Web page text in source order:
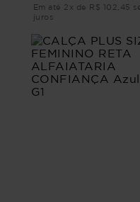
Em até 2x de R$ 102,45
juros